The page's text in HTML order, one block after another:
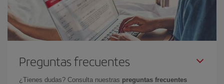
Preguntas frecuentes
¿Tienes dudas? Consulta nuestras preguntas frecuentes